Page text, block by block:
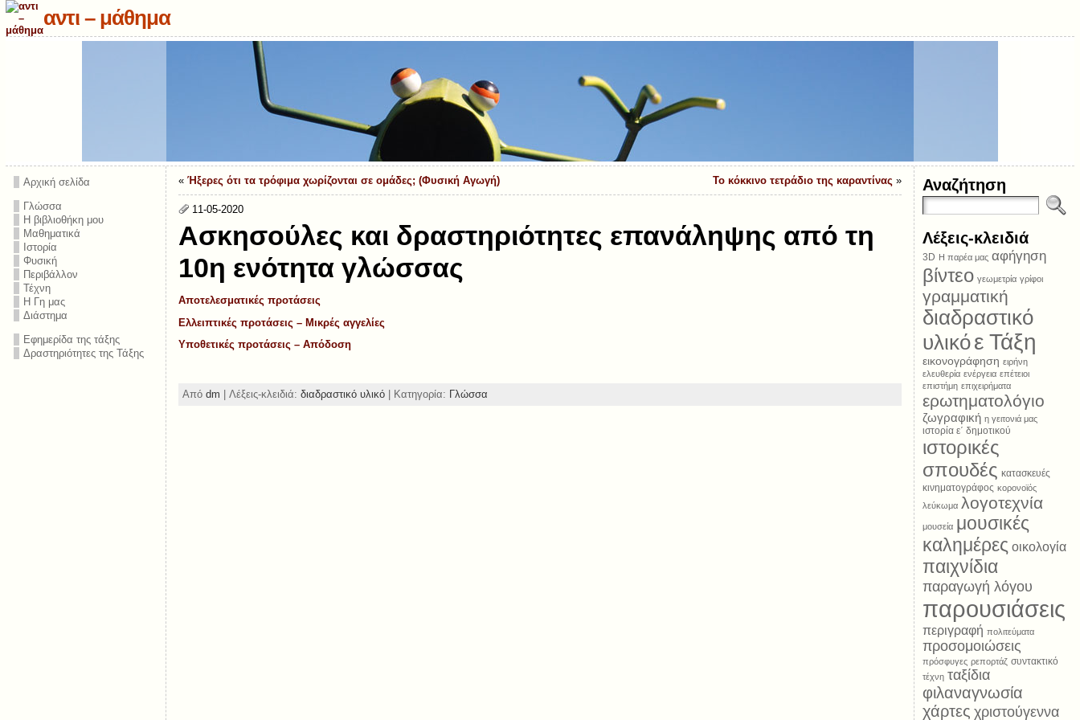
αντι – μάθημα
Αρχική σελίδα
Γλώσσα
Η βιβλιοθήκη μου
Μαθηματικά
Ιστορία
Φυσική
Περιβάλλον
Τέχνη
Η Γη μας
Διάστημα
Εφημερίδα της τάξης
Δραστηριότητες της Τάξης
« Ήξερες ότι τα τρόφιμα χωρίζονται σε ομάδες; (Φυσική Αγωγή) Το κόκκινο τετράδιο της καραντίνας »
11-05-2020
Ασκησούλες και δραστηριότητες επανάληψης από τη
10η ενότητα γλώσσας
Αποτελεσματικές προτάσεις
Ελλειπτικές προτάσεις – Μικρές αγγελίες
Υποθετικές προτάσεις – Απόδοση
Από dm | Λέξεις-κλειδιά: διαδραστικό υλικό| Κατηγορία: Γλώσσα
Αναζήτηση
Λέξεις-κλειδιά
3D Η παρέα μας αφήγηση
βίντεο γεωμετρία γρίφοι
γραμματική
διαδραστικό
υλικόε Τάξη
εικονογράφηση ειρήνη
ελευθερία ενέργεια επέτειοι
επιστήμη επιχειρήματα
ερωτηματολόγιο
ζωγραφική η γειτονιά μας
ιστορία ε΄ δημοτικού
ιστορικές
σπουδές κατασκευές
κινηματογράφος κορονοϊός
λεύκωμα λογοτεχνία
μουσεία μουσικές
καλημέρες οικολογία
παιχνίδια
παραγωγή λόγου
παρουσιάσεις
περιγραφή πολιτεύματα
προσομοιώσεις
πρόσφυγες ρεπορτάζ συντακτικό
τέχνη ταξίδια
φιλαναγνωσία
χάρτες χριστούγεννα